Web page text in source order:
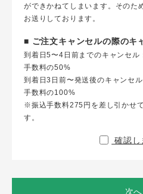
ができかねてしまいます。そのた
お送りしております。
■ ご注文キャンセルの際のキ
到着日5〜4日前までのキャンセル
手数料の50%
到着日3日前〜発送後のキャンセ
手数料の100%
※振込手数料275円を差し引かせ
す。
確認し
次へ